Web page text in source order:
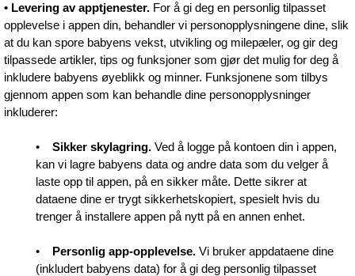
• Levering av apptjenester. For å gi deg en personlig tilpasset
opplevelse i appen din, behandler vi personopplysningene dine, slik
at du kan spore babyens vekst, utvikling og milepæler, og gir deg
tilpassede artikler, tips og funksjoner som gjør det mulig for deg å
inkludere babyens øyeblikk og minner. Funksjonene som tilbys
gjennom appen som kan behandle dine personopplysninger
inkluderer:
•Sikker skylagring.Ved å logge på kontoen din i appen,
kan vi lagre babyens data og andre data som du velger å
laste opp til appen, på en sikker måte. Dette sikrer at
dataene dine er trygt sikkerhetskopiert, spesielt hvis du
trenger å installere appen på nytt på en annen enhet.
• Personlig app-opplevelse.Vi bruker appdataene dine
(inkludert babyens data) for å gi deg personlig tilpasset